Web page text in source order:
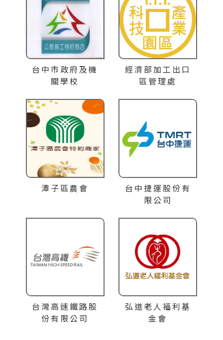
台中市政府及機
關學校
經濟部加工出口
區管理處
潭子區農會
台中捷運股份有
限公司
台灣高速鐵路股
份有限公司
弘道老人福利基
金會